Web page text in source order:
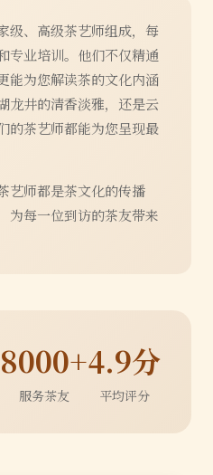
级、高级茶艺师组成，每
专业培训。他们不仅精通
能为您解读茶的文化内涵
龙井的清香淡雅，还是云
的茶艺师都能为您呈现最
艺师都是茶文化的传播
为每一位到访的茶友带来
8000+
服务茶友
4.9分
平均评分